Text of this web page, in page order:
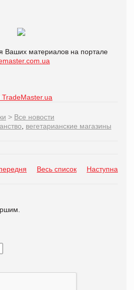
Ваших материалов на портале
TradeMaster.ua
> Все новости
вегетарианские магазины
Весь список Наступна